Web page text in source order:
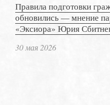
Правила подготовки
обновились — мнение
«Эксиора» Юрия
30 мая 2026